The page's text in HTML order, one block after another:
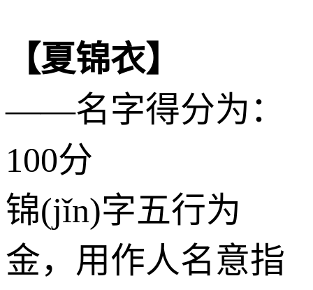
【夏锦衣】
——名字得分为：
100分
锦(jǐn)字五行为
金，用作人名意指